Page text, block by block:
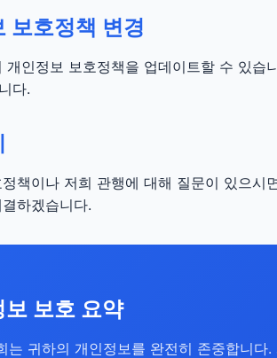
보호정책 변경
개인정보 보호정책을 업데이트할 수 있
다.
책이나 저희 관행에 대해 질문이 있으
하겠습니다.
보 보호 요약
는 귀하의 개인정보를 완전히 존중합니